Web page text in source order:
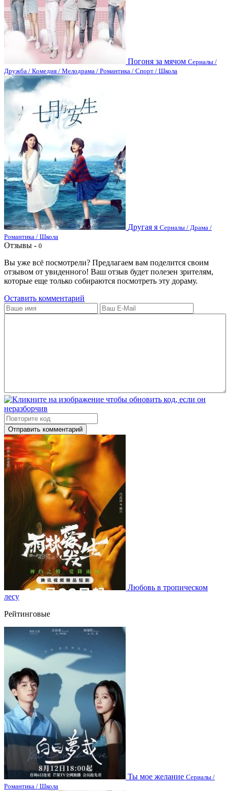
Погоня за мячом Сериалы /
Дружба / Комедия / Мелодрама / Романтика / Спорт / Школа
Другая я Сериалы / Драма /
Романтика / Школа
Отзывы - 0
Вы уже всё посмотрели? Предлагаем вам поделится своим
отзывом от увиденного! Ваш отзыв будет полезен зрителям,
которые еще только собираются посмотреть эту дораму.
Оставить комментарий
Отправить комментарий
Любовь в тропическом
лесу
Рейтинговые
Ты мое желание Сериалы /
Романтика / Школа